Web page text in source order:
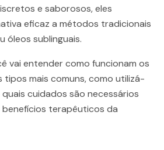
e saborosos, eles
eficaz a métodos tradicionais
óleos sublinguais.
vai entender como funcionam os
tipos mais comuns, como utilizá-
cuidados são necessários
terapêuticos da